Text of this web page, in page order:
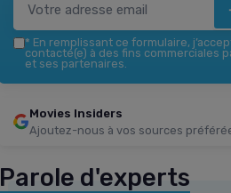
* En remplissant ce formulaire,
contacté(e) à des fins commerciales
et ses partenaires.
Movies Insiders
Ajoutez-nous à vos sources
Parole d'experts